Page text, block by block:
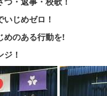
じめゼロ！
のある行動を!
！